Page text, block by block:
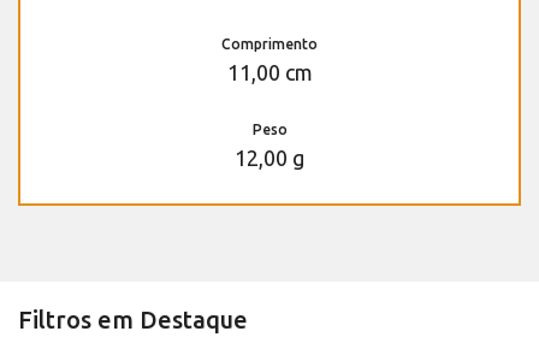
Comprimento
11,00 cm
Peso
12,00 g
Filtros em Destaque